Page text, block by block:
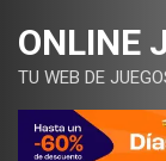
contenido
ONLINE
TU WEB DE